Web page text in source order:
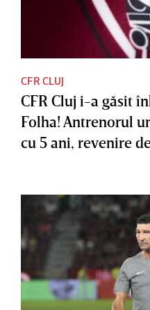
CFR CLUJ
CFR Cluj i-a găsit
Folha! Antrenorul
cu 5 ani, revenire